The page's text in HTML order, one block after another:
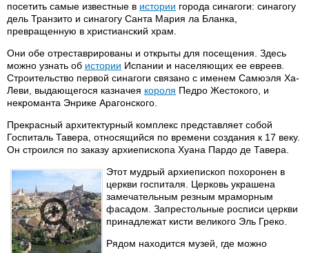
посетить самые известные в истории города синагоги: синагогу
дель Транзито и синагогу Санта Мария ла Бланка,
превращенную в христианский храм.
Они обе отреставрированы и открыты для посещения. Здесь
можно узнать об истории Испании и населяющих ее евреев.
Строительство первой синагоги связано с именем Самюэля Ха-
Леви, выдающегося казначея короля Педро Жестокого, и
некроманта Энрике Арагонского.
Прекрасный архитектурный комплекс представляет собой
Госпиталь Тавера, относящийся по времени создания к 17 веку.
Он строился по заказу архиепископа Хуана Пардо де Тавера.
Этот мудрый архиепископ похоронен в
церкви госпиталя. Церковь украшена
замечательным резным мраморным
фасадом. Запрестольные росписи церкви
принадлежат кисти великого Эль Греко.
Рядом находится музей, где можно